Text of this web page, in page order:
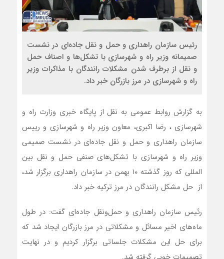
رئیس سازمان راهداری و حمل و نقل جاده‌ای در نشست
صمیمانه وزیر راه و شهرسازی با تشکل‌ها و اصناف حمل
و نقل از برطرف شدن مشکلات رانندگان با مذاکرات وزیر
راه و شهرسازی در مرز بازرگان خبر داد.
به گزارش روابط عمومی به نقل از پایگاه خبری وزارت راه و
شهرسازی ، رضا اکبری، معاون وزیر راه و شهرسازی و رییس
سازمان راهداری و حمل و نقل جاده‌ای در نشست صمیمی
وزیر راه و شهرسازی با تشکل‌های صنفی حمل و نقل بین
المللی که روز گذشته ۱۰ بهمن در سازمان راهداری برگزار شد،
از حل مشکل رانندگان در مرز ترکیه خبر داد.
رئیس سازمان راهداری و حمل‌ونقل جاده‌ای گفت: در طول
ماه‌های اخیر مسائل و مشکلاتی در مرز بازرگان ایجاد شد که
برای حل این مشکلات جلساتی برگزار کردیم و در نهایت